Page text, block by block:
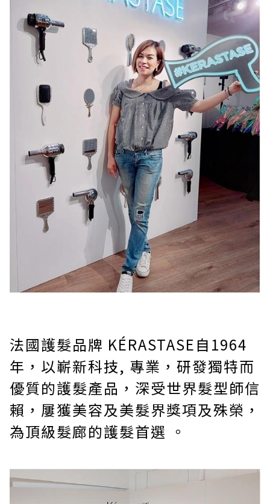
法國護髮品牌 KÉRASTASE自1964
年，以嶄新科技, 專業，研發獨特而
優質的護髮產品，深受世界髮型師信
賴，屢獲美容及美髮界獎項及殊榮，
為頂級髮廊的護髮首選 。